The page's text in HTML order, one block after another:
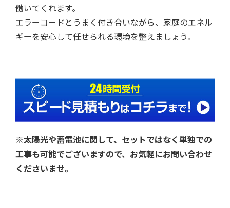
働いてくれます。
エラーコードとうまく付き合いながら、家庭のエネル
ギーを安心して任せられる環境を整えましょう。
※太陽光や蓄電池に関して、セットではなく単独での
工事も可能でございますので、お気軽にお問い合わせ
くださいませ。